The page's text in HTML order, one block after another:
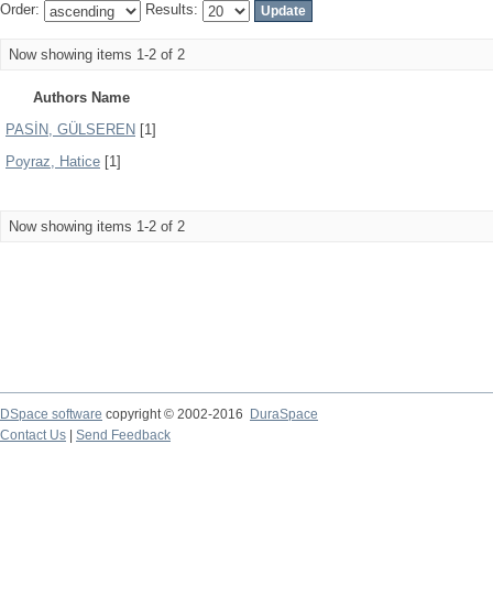
Order: Results:
Now showing items 1-2 of 2
Authors Name
PASİN, GÜLSEREN [1]
Poyraz, Hatice [1]
Now showing items 1-2 of 2
DSpace software copyright © 2002-2016
DuraSpace
Contact Us
Send Feedback